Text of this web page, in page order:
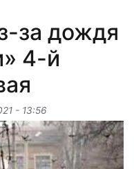
за дождя
4-й
- 13:56